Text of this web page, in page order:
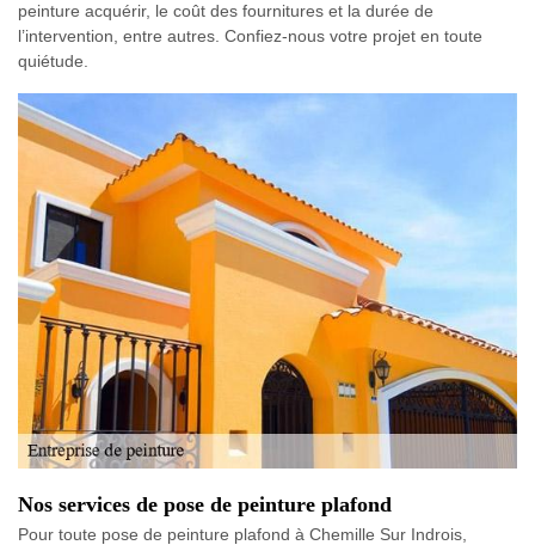
peinture acquérir, le coût des fournitures et la durée de
l’intervention, entre autres. Confiez-nous votre projet en toute
quiétude.
Nos services de pose de peinture plafond
Pour toute pose de peinture plafond à Chemille Sur Indrois,